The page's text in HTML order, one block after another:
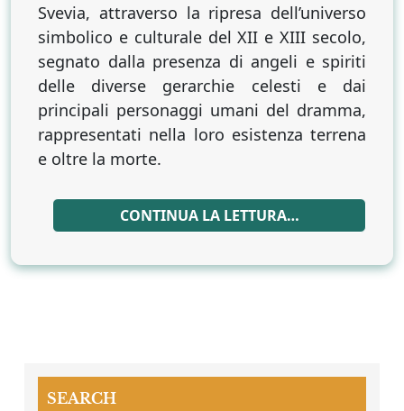
Svevia, attraverso la ripresa dell’universo
simbolico e culturale del XII e XIII secolo,
segnato dalla presenza di angeli e spiriti
delle diverse gerarchie celesti e dai
principali personaggi umani del dramma,
rappresentati nella loro esistenza terrena
e oltre la morte.
CONTINUA LA LETTURA…
SEARCH